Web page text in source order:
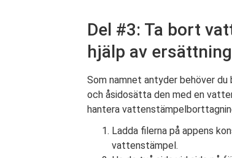
Del #3: Ta bort
hjälp av
Som namnet antyder behöver du
och åsidosätta den med en
hantera
Ladda filerna på appens
vattenstämpel.